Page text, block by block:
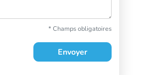
* Champs obligatoires